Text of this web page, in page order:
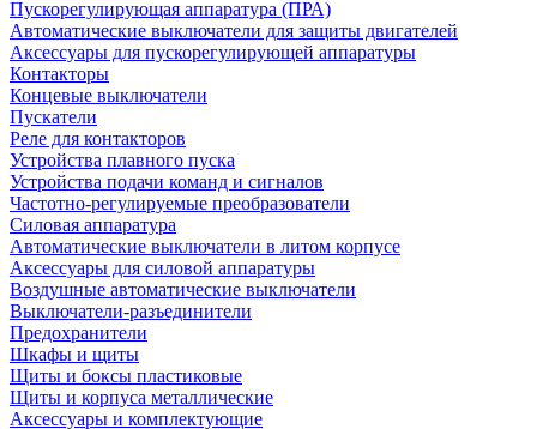
Пускорегулирующая аппаратура (ПРА)
Автоматические выключатели для защиты двигателей
Аксессуары для пускорегулирующей аппаратуры
Контакторы
Концевые выключатели
Пускатели
Реле для контакторов
Устройства плавного пуска
Устройства подачи команд и сигналов
Частотно-регулируемые преобразователи
Силовая аппаратура
Автоматические выключатели в литом корпусе
Аксессуары для силовой аппаратуры
Воздушные автоматические выключатели
Выключатели-разъединители
Предохранители
Шкафы и щиты
Щиты и боксы пластиковые
Щиты и корпуса металлические
Аксессуары и комплектующие